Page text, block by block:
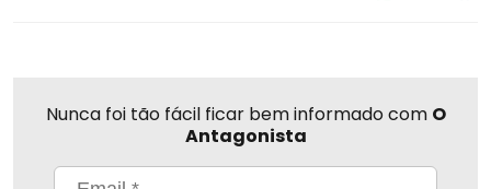
Nunca foi tão fácil ficar bem informado com O
Antagonista